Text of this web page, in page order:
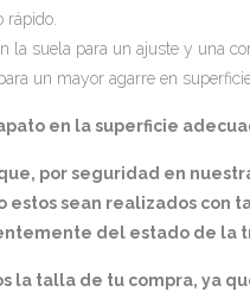
rápido.
la suela para un ajuste y una
un mayor agarre en
en la superficie
por seguridad en
estos sean realizados
del estado de la
la talla de tu compra, ya